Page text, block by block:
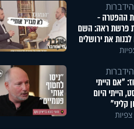
ההפטרה -
פרשת ראה: השם
את ירושלים
"אם הייתי
הייתי היום
קליני"